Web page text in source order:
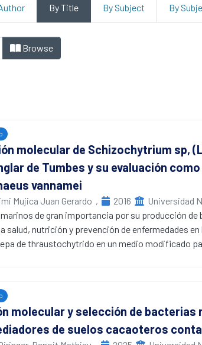
By Title By Subject By
con mención en
Browse
molecular de Schizochytrium sp,
de Tumbes y su evaluación
vannamei
Mujica Juan Gerardo , 2016
Universidad
de gran importancia por su producción de
nutrición y prevención de enfermedades en
de thraustochytrido en un medio modificado
y confocal se observó la viabilidad, pureza,
de lípidos características de Schizochytrium
% de ensilado de pescado como aditivos en la
de 15 % crecimiento y 20 %
molecular y selección de bacterias
de suelos cacaoteros